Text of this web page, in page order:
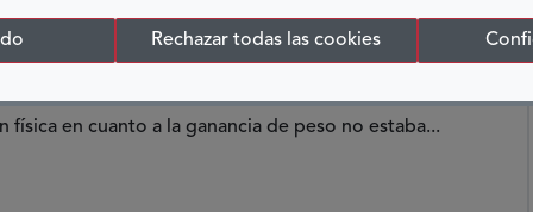
Rechazar todas las cookies
Inicialmente todo fue bien, hasta los tres meses,
en cuanto a la ganancia de peso no estaba...